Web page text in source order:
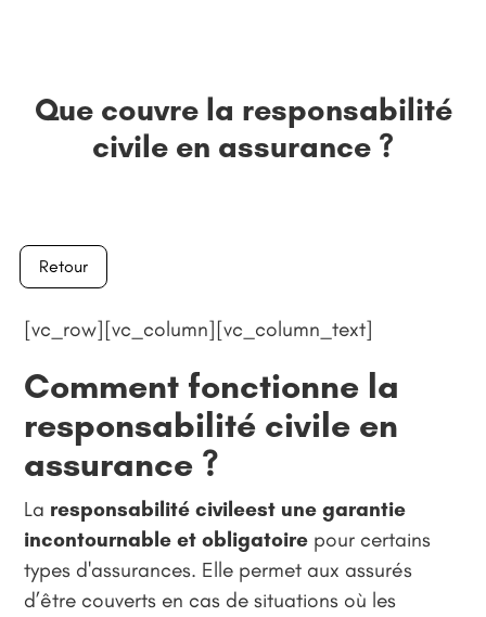
Que couvre la responsabilité
civile en assurance ?
Retour
[vc_row][vc_column][vc_column_text]
Comment fonctionne la
responsabilité civile en
assurance ?
La responsabilité civileest une garantie
incontournable et obligatoire pour certains
types d'assurances. Elle permet aux assurés
d’être couverts en cas de situations où les